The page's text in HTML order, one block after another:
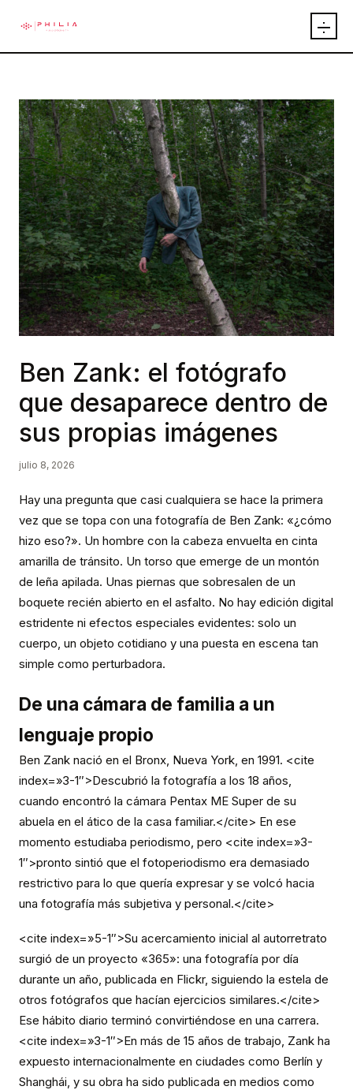
ARTÍCULOS
INTEGRANTES
EVENTOS
PUBLICACIONES
EXPOSICIONES
Ben Zank: el fotógrafo
que desaparece dentro de
sus propias imágenes
julio 8, 2026
Hay una pregunta que casi cualquiera se hace la primera
vez que se topa con una fotografía de Ben Zank: «¿cómo
hizo eso?». Un hombre con la cabeza envuelta en cinta
amarilla de tránsito. Un torso que emerge de un montón
de leña apilada. Unas piernas que sobresalen de un
boquete recién abierto en el asfalto. No hay edición digital
estridente ni efectos especiales evidentes: solo un
cuerpo, un objeto cotidiano y una puesta en escena tan
simple como perturbadora.
De una cámara de familia a un
lenguaje propio
Ben Zank nació en el Bronx, Nueva York, en 1991. <cite
index=»3-1″>Descubrió la fotografía a los 18 años,
cuando encontró la cámara Pentax ME Super de su
abuela en el ático de la casa familiar.</cite> En ese
momento estudiaba periodismo, pero <cite index=»3-
1″>pronto sintió que el fotoperiodismo era demasiado
restrictivo para lo que quería expresar y se volcó hacia
una fotografía más subjetiva y personal.</cite>
<cite index=»5-1″>Su acercamiento inicial al autorretrato
surgió de un proyecto «365»: una fotografía por día
durante un año, publicada en Flickr, siguiendo la estela de
otros fotógrafos que hacían ejercicios similares.</cite>
Ese hábito diario terminó convirtiéndose en una carrera.
<cite index=»3-1″>En más de 15 años de trabajo, Zank ha
expuesto internacionalmente en ciudades como Berlín y
Shanghái, y su obra ha sido publicada en medios como